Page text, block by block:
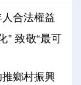
合法權益
” 致敬“最可
鄉村振興